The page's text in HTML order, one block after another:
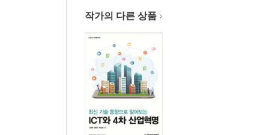
01 디지털 콘텐츠와 플랫폼의 개요
02 디지털 콘테츠 서비스
03 디지털 스토리텔링
연습문제
작가의 다른 상품